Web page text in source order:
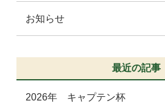
お知らせ
最近の記事
2026年 キャプテン杯